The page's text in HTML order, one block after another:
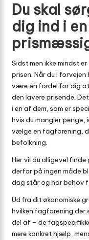
Du skal
dig ind i
Sidst men ikke mindst
prisen. Når du i
være en fordel for dig
den lavere prisende.
i en af dem, som er
hvis du mangler
vælge en fagforening,
befolkning.
Her vil du alligevel
derfor på ingen måde
dag står og har behov
Ud fra dit økonomiske
hvilken fagforening der
del af – de
mere konkret hjælp,